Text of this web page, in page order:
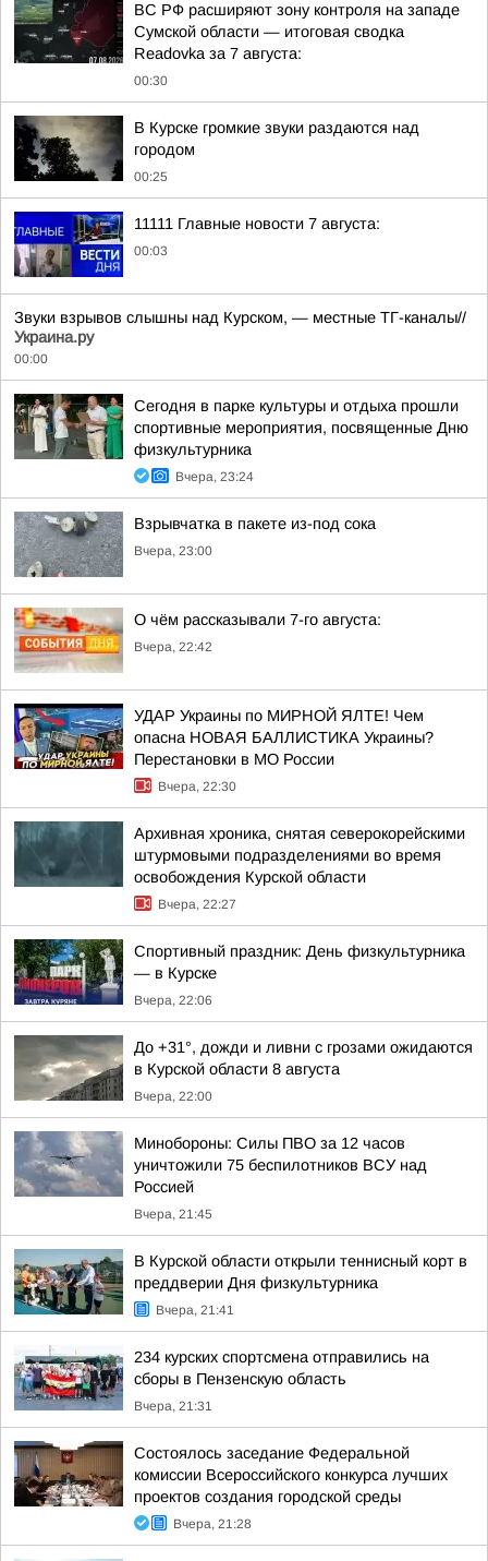
ВС РФ расширяют зону контроля на западе
Сумской области — итоговая сводка
Readovka за 7 августа:
00:30
В Курске громкие звуки раздаются над
городом
00:25
11111 Главные новости 7 августа:
00:03
Звуки взрывов слышны над Курском, — местные ТГ-каналы//
Украина.ру
00:00
Сегодня в парке культуры и отдыха прошли
спортивные мероприятия, посвященные Дню
физкультурника
Вчера, 23:24
Взрывчатка в пакете из-под сока
Вчера, 23:00
О чём рассказывали 7-го августа:
Вчера, 22:42
УДАР Украины по МИРНОЙ ЯЛТЕ! Чем
опасна НОВАЯ БАЛЛИСТИКА Украины?
Перестановки в МО России
Вчера, 22:30
Архивная хроника, снятая северокорейскими
штурмовыми подразделениями во время
освобождения Курской области
Вчера, 22:27
Спортивный праздник: День физкультурника
— в Курске
Вчера, 22:06
До +31°, дожди и ливни с грозами ожидаются
в Курской области 8 августа
Вчера, 22:00
Минобороны: Силы ПВО за 12 часов
уничтожили 75 беспилотников ВСУ над
Россией
Вчера, 21:45
В Курской области открыли теннисный корт в
преддверии Дня физкультурника
Вчера, 21:41
234 курских спортсмена отправились на
сборы в Пензенскую область
Вчера, 21:31
Состоялось заседание Федеральной
комиссии Всероссийского конкурса лучших
проектов создания городской среды
Вчера, 21:28